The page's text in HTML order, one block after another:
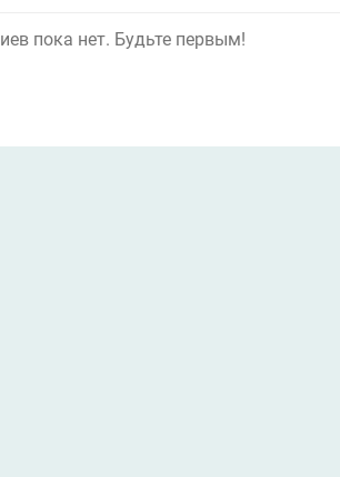
пока нет. Будьте первым!